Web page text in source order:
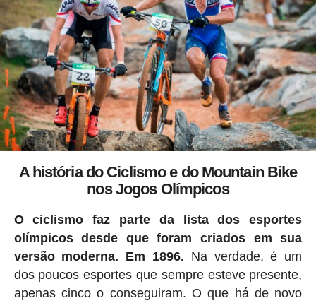
A história do Ciclismo e do Mountain Bike
nos Jogos Olímpicos
O ciclismo faz parte da lista dos esportes
olímpicos desde que foram criados em sua
versão moderna. Em 1896. Na verdade, é um
dos poucos esportes que sempre esteve presente,
apenas cinco o conseguiram. O que há de novo